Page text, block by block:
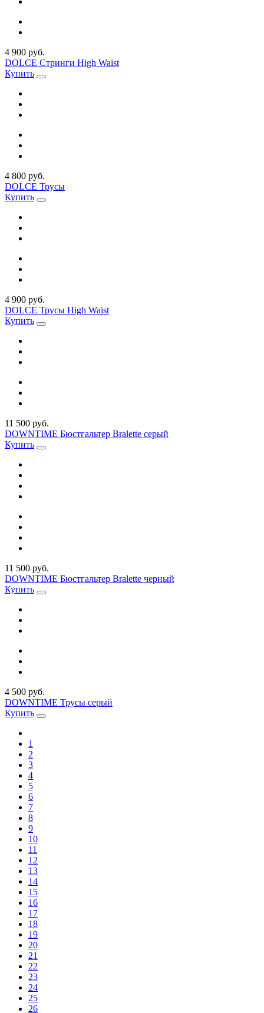
4 900 руб.
DOLCE Стринги High Waist
Купить
4 800 руб.
DOLCE Трусы
Купить
4 900 руб.
DOLCE Трусы High Waist
Купить
11 500 руб.
DOWNTIME Бюстгальтер Bralette серый
Купить
11 500 руб.
DOWNTIME Бюстгальтер Bralette черный
Купить
4 500 руб.
DOWNTIME Трусы серый
Купить
1
2
3
4
5
6
7
8
9
10
11
12
13
14
15
16
17
18
19
20
21
22
23
24
25
26